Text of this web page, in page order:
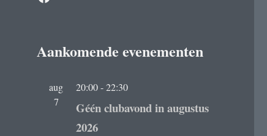
Aankomende evenementen
aug
7
20:00-22:30
Géén clubavond in augustus
2026